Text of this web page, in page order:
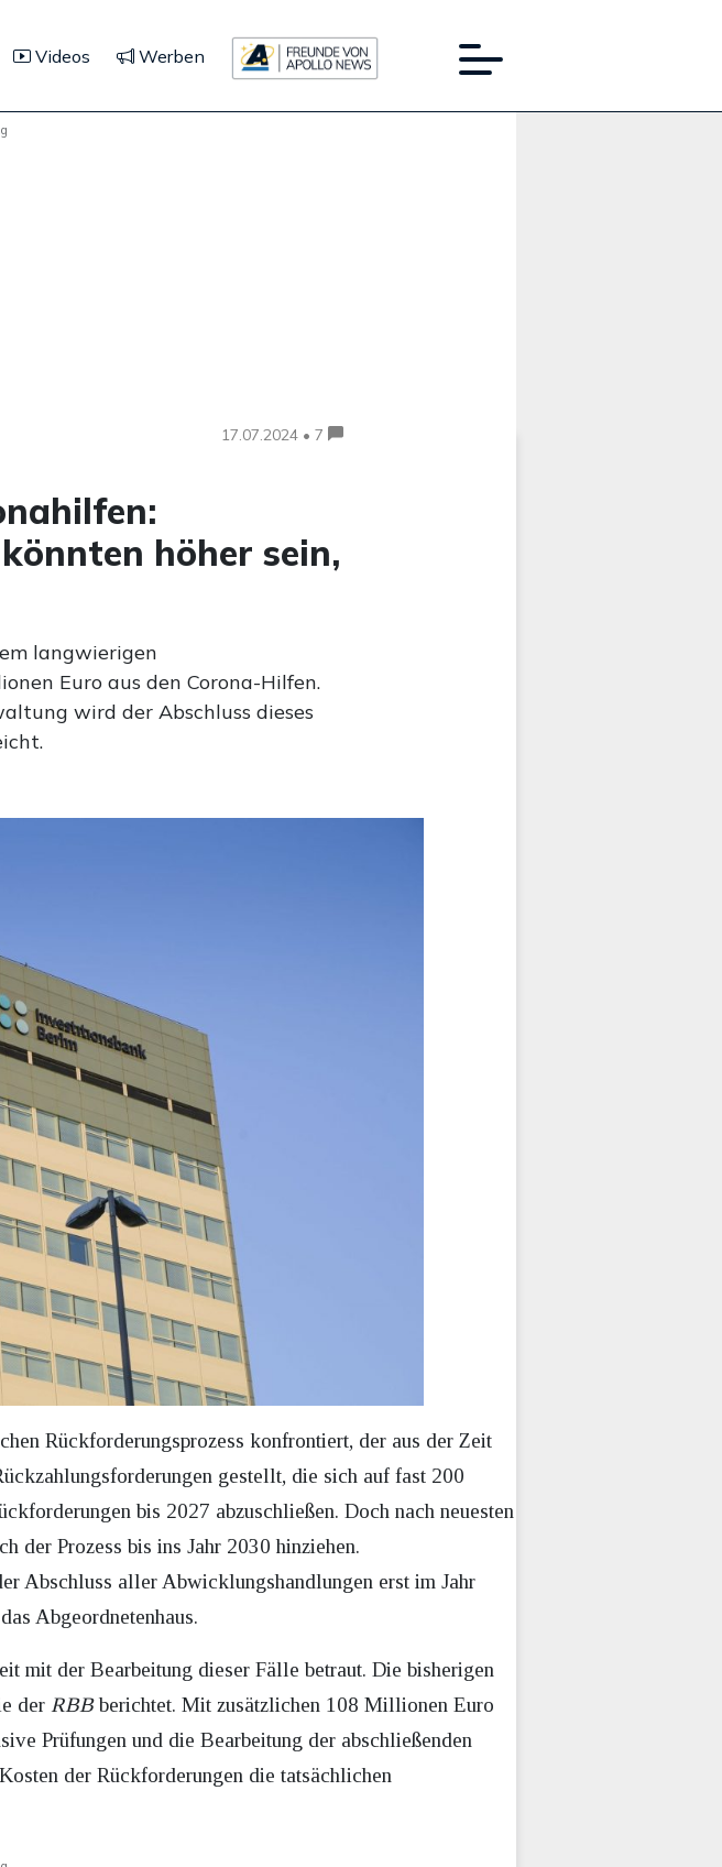
Videos Werben
17.07.2024 • 7
höher sein,
langwierigen
Euro aus den Corona-Hilfen.
wird der Abschluss dieses
Rückforderungsprozess konfrontiert, der aus der Zeit
gestellt, die sich auf fast 200
bis 2027 abzuschließen. Doch nach neuesten
der Prozess bis ins Jahr 2030 hinziehen.
Abschluss aller Abwicklungshandlungen erst im Jahr
Abgeordnetenhaus.
mit der Bearbeitung dieser Fälle betraut. Die bisherigen
der RBBberichtet. Mit zusätzlichen 108 Millionen Euro
Prüfungen und die Bearbeitung der abschließenden
der Rückforderungen die tatsächlichen